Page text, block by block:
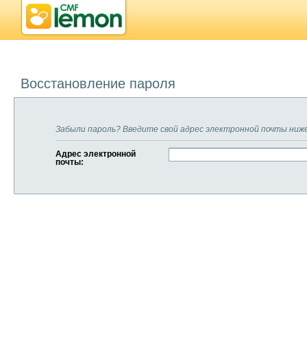
Восстановление пароля
Забыли пароль? Введите свой адрес электронной почты
Адрес электронной
почты: